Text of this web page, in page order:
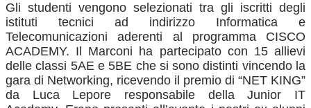
Gli studenti vengono selezionati tra gli iscritti degli
istituti tecnici ad indirizzo Informatica e
Telecomunicazioni aderenti al programma CISCO
ACADEMY. Il Marconi ha partecipato con 15 allievi
delle classi 5AE e 5BE che si sono distinti vincendo la
gara di Networking, ricevendo il premio di “NET KING”
da Luca Lepore responsabile della Junior IT